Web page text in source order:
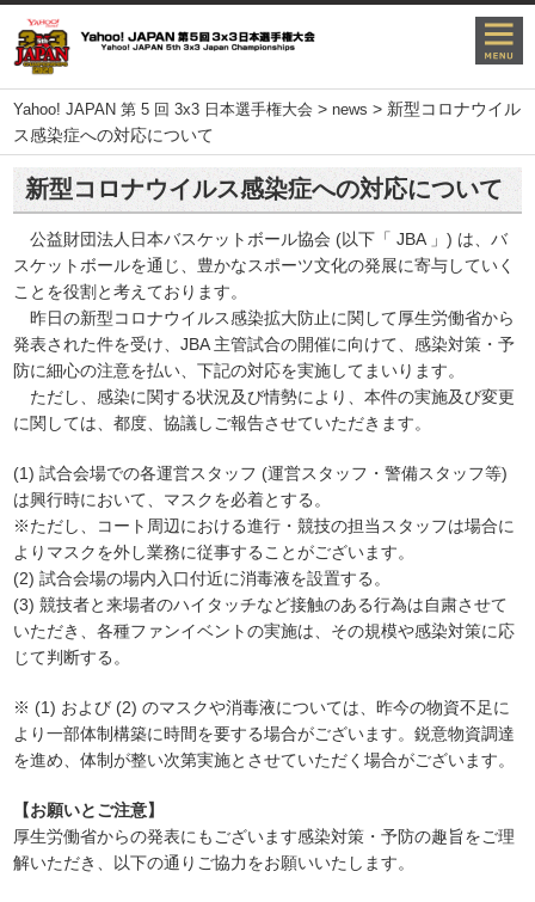
Yahoo! JAPAN 第 5 回 3x3 日本選手権大会 >news > 新型コロナウイル
ス感染症への対応について
新型コロナウイルス感染症への対応について
公益財団法人日本バスケットボール協会 (以下「 JBA 」) は、バ
スケットボールを通じ、豊かなスポーツ文化の発展に寄与していく
ことを役割と考えております。
昨日の新型コロナウイルス感染拡大防止に関して厚生労働省から
発表された件を受け、JBA 主管試合の開催に向けて、感染対策・予
防に細心の注意を払い、下記の対応を実施してまいります。
ただし、感染に関する状況及び情勢により、本件の実施及び変更
に関しては、都度、協議しご報告させていただきます。
(1) 試合会場での各運営スタッフ (運営スタッフ・警備スタッフ等)
は興行時において、マスクを必着とする。
※ただし、コート周辺における進行・競技の担当スタッフは場合に
よりマスクを外し業務に従事することがございます。
(2) 試合会場の場内入口付近に消毒液を設置する。
(3) 競技者と来場者のハイタッチなど接触のある行為は自粛させて
いただき、各種ファンイベントの実施は、その規模や感染対策に応
じて判断する。
※ (1) および (2) のマスクや消毒液については、昨今の物資不足に
より一部体制構築に時間を要する場合がございます。鋭意物資調達
を進め、体制が整い次第実施とさせていただく場合がございます。
【お願いとご注意】
厚生労働省からの発表にもございます感染対策・予防の趣旨をご理
解いただき、以下の通りご協力をお願いいたします。